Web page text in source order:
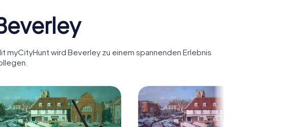
wird Beverley zu einem spannenden Erlebnis